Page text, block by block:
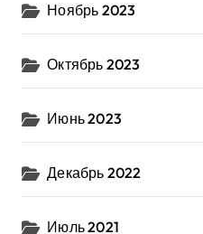
Ноябрь 2023
Октябрь 2023
Июнь 2023
Декабрь 2022
Июль 2021